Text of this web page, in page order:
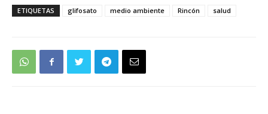
ETIQUETAS glifosato medio ambiente Rincón salud